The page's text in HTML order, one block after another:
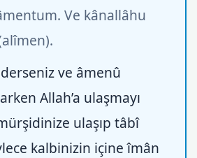
Ve kânallâhu
ve âmenû
Allah’a ulaşmayı
ulaşıp tâbî
kalbinizin içine îmân